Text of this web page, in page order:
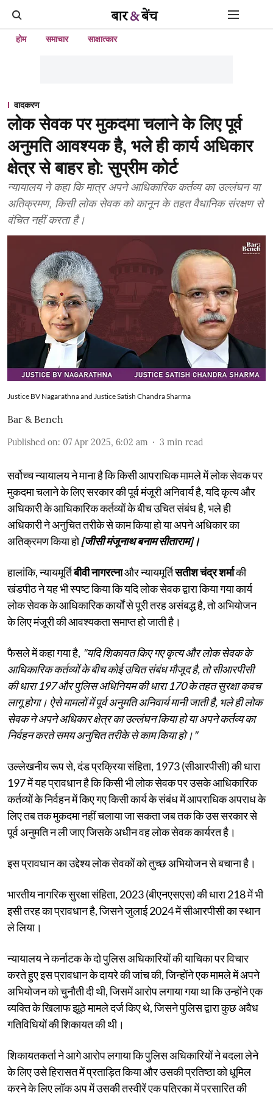
होम समाचार साक्षात्कार
वादकरण
लोक सेवक पर मुकदमा चलाने के लिए पूर्व
अनुमति आवश्यक है, भले ही कार्य अधिकार
क्षेत्र से बाहर हो: सुप्रीम कोर्ट
न्यायालय ने कहा कि मात्र अपने आधिकारिक कर्तव्य का उल्लंघन या
अतिक्रमण, किसी लोक सेवक को कानून के तहत वैधानिक संरक्षण से
वंचित नहीं करता है।
Justice BV Nagarathna and Justice Satish Chandra Sharma
Bar & Bench
Published on: 07 Apr 2025, 6:02 am 3 min read
सर्वोच्च न्यायालय ने माना है कि किसी आपराधिक मामले में लोक सेवक पर
मुकदमा चलाने के लिए सरकार की पूर्व मंजूरी अनिवार्य है, यदि कृत्य और
अधिकारी के आधिकारिक कर्तव्यों के बीच उचित संबंध है, भले ही
अधिकारी ने अनुचित तरीके से काम किया हो या अपने अधिकार का
अतिक्रमण किया हो[जीसी मंजूनाथ बनाम सीताराम]।
हालांकि, न्यायमूर्तिबीवी नागरत्नाऔर न्यायमूर्तिसतीश चंद्र शर्माकी
खंडपीठ ने यह भी स्पष्ट किया कि यदि लोक सेवक द्वारा किया गया कार्य
लोक सेवक के आधिकारिक कार्यों से पूरी तरह असंबद्ध है, तो अभियोजन
के लिए मंजूरी की आवश्यकता समाप्त हो जाती है।
फैसले में कहा गया है, "यदि शिकायत किए गए कृत्य और लोक सेवक के
आधिकारिक कर्तव्यों के बीच कोई उचित संबंध मौजूद है, तो सीआरपीसी
की धारा 197 और पुलिस अधिनियम की धारा 170 के तहत सुरक्षा कवच
लागू होगा। ऐसे मामलों में पूर्व अनुमति अनिवार्य मानी जाती है, भले ही लोक
सेवक ने अपने अधिकार क्षेत्र का उल्लंघन किया हो या अपने कर्तव्य का
निर्वहन करते समय अनुचित तरीके से काम किया हो।"
उल्लेखनीय रूप से, दंड प्रक्रिया संहिता, 1973 (सीआरपीसी) की धारा
197 में यह प्रावधान है कि किसी भी लोक सेवक पर उसके आधिकारिक
कर्तव्यों के निर्वहन में किए गए किसी कार्य के संबंध में आपराधिक अपराध के
लिए तब तक मुकदमा नहीं चलाया जा सकता जब तक कि उस सरकार से
पूर्व अनुमति न ली जाए जिसके अधीन वह लोक सेवक कार्यरत है।
इस प्रावधान का उद्देश्य लोक सेवकों को तुच्छ अभियोजन से बचाना है।
भारतीय नागरिक सुरक्षा संहिता, 2023 (बीएनएसएस) की धारा 218 में भी
इसी तरह का प्रावधान है, जिसने जुलाई 2024 में सीआरपीसी का स्थान
ले लिया।
न्यायालय ने कर्नाटक के दो पुलिस अधिकारियों की याचिका पर विचार
करते हुए इस प्रावधान के दायरे की जांच की, जिन्होंने एक मामले में अपने
अभियोजन को चुनौती दी थी, जिसमें आरोप लगाया गया था कि उन्होंने एक
व्यक्ति के खिलाफ झूठे मामले दर्ज किए थे, जिसने पुलिस द्वारा कुछ अवैध
गतिविधियों की शिकायत की थी।
शिकायतकर्ता ने आगे आरोप लगाया कि पुलिस अधिकारियों ने बदला लेने
के लिए उसे हिरासत में प्रताड़ित किया और उसकी प्रतिष्ठा को धूमिल
करने के लिए लॉक अप में उसकी तस्वीरें एक पत्रिका में प्रसारित की